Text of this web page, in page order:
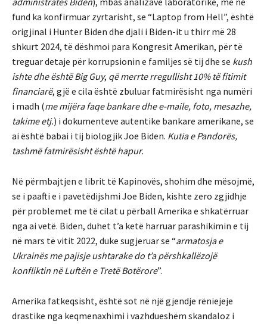
fund ka konfirmuar zyrtarisht, se “Laptop from Hell”, është
origjinal i Hunter Biden dhe djali i Biden-it u thirr më 28
shkurt 2024, të dëshmoi para Kongresit Amerikan, për të
treguar detaje për korrupsionin e familjes së tij dhe se kush
ishte dhe është Big Guy, që merrte rregullisht 10% të fitimit
financiarë, gjë e cila është zbuluar fatmirësisht nga numëri
i madh (me mijëra faqe bankare dhe e-maile, foto, mesazhe,
takime etj.) i dokumenteve autentike bankare amerikane, se
ai është babai i tij biologjik Joe Biden. Kutia e Pandorës,
tashmë fatmirësisht është hapur.
Në përmbajtjen e librit të Kapinovës, shohim dhe mësojmë,
se i paafti e i pavetëdijshmi Joe Biden, kishte zero zgjidhje
për problemet me të cilat u përball Amerika e shkatërruar
nga ai vetë. Biden, duhet t’a ketë harruar parashikimin e tij
në mars të vitit 2022, duke sugjeruar se “armatosja e
Ukrainës me pajisje ushtarake do t’a përshkallëzojë
konfliktin në Luftën e Tretë Botërore”.
Amerika fatkeqsisht, është sot në një gjendje rëniejeje
drastike nga keqmenaxhimi i vazhdueshëm skandaloz i